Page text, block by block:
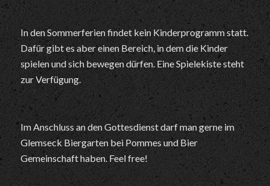
In den Sommerferien findet kein Kinderprogramm statt.
Dafür gibt es aber einen Bereich, in dem die Kinder
spielen und sich bewegen dürfen. Eine Spielekiste steht
zur Verfügung.
Im Anschluss an den Gottesdienst darf man gerne im
Glemseck Biergarten bei Pommes und Bier
Gemeinschaft haben. Feel free!